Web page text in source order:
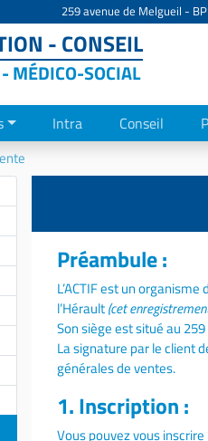
259 avenue de Melgueil -
- CONSEIL
MÉDICO-SOCIAL
Intra Conseil
Préambule :
L’ACTIF est un
l’Hérault(cet
Son siège est situé au
La signature par le client
générales de ventes.
1. Inscription :
Vous pouvez vous